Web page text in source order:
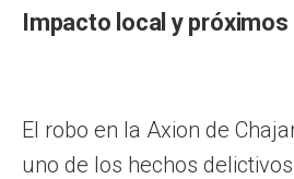
Impacto local y
El robo en la Axion de
uno de los hechos